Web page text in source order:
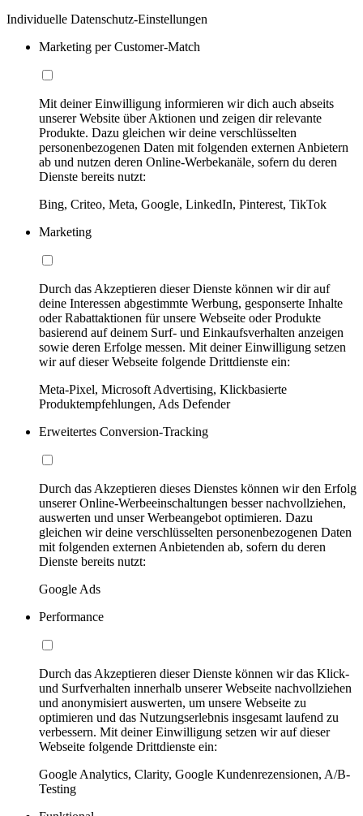
Individuelle Datenschutz-Einstellungen
Marketing per Customer-Match
Mit deiner Einwilligung informieren wir dich auch abseits
unserer Website über Aktionen und zeigen dir relevante
Produkte. Dazu gleichen wir deine verschlüsselten
personenbezogenen Daten mit folgenden externen Anbietern
ab und nutzen deren Online-Werbekanäle, sofern du deren
Dienste bereits nutzt:
Bing, Criteo, Meta, Google, LinkedIn, Pinterest, TikTok
Marketing
Durch das Akzeptieren dieser Dienste können wir dir auf
deine Interessen abgestimmte Werbung, gesponserte Inhalte
oder Rabattaktionen für unsere Webseite oder Produkte
basierend auf deinem Surf- und Einkaufsverhalten anzeigen
sowie deren Erfolge messen. Mit deiner Einwilligung setzen
wir auf dieser Webseite folgende Drittdienste ein:
Meta-Pixel, Microsoft Advertising, Klickbasierte
Produktempfehlungen, Ads Defender
Erweitertes Conversion-Tracking
Durch das Akzeptieren dieses Dienstes können wir den Erfolg
unserer Online-Werbeeinschaltungen besser nachvollziehen,
auswerten und unser Werbeangebot optimieren. Dazu
gleichen wir deine verschlüsselten personenbezogenen Daten
mit folgenden externen Anbietenden ab, sofern du deren
Dienste bereits nutzt:
Google Ads
Performance
Durch das Akzeptieren dieser Dienste können wir das Klick-
und Surfverhalten innerhalb unserer Webseite nachvollziehen
und anonymisiert auswerten, um unsere Webseite zu
optimieren und das Nutzungserlebnis insgesamt laufend zu
verbessern. Mit deiner Einwilligung setzen wir auf dieser
Webseite folgende Drittdienste ein:
Google Analytics, Clarity, Google Kundenrezensionen, A/B-
Testing